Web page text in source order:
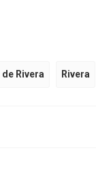
Rivera Rivera